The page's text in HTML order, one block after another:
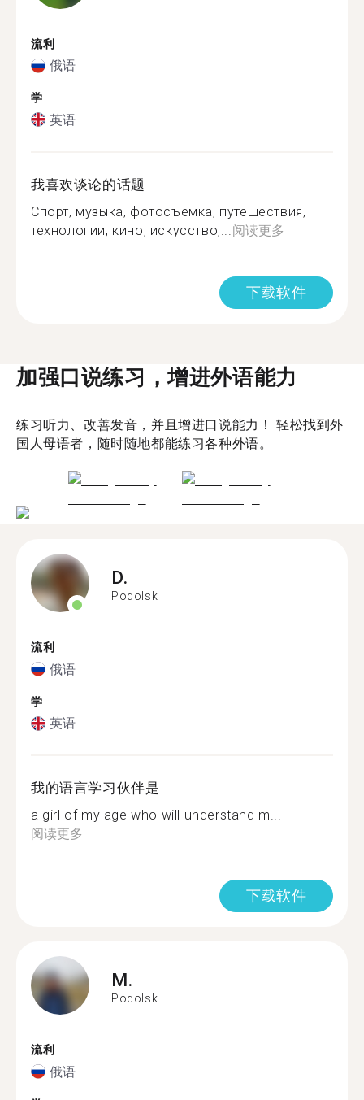
流利
俄语
学
英语
我喜欢谈论的话题
Спорт, музыка, фотосъемка, путешествия,
технологии, кино, искусство,... 阅读更多
下载软件
加强口说练习，增进外语能力
练习听力、改善发音，并且增进口说能力！ 轻松找到外
国人母语者，随时随地都能练习各种外语。
D.
Podolsk
流利
俄语
学
英语
我的语言学习伙伴是
a girl of my age who will understand m...
阅读更多
下载软件
M.
Podolsk
流利
俄语